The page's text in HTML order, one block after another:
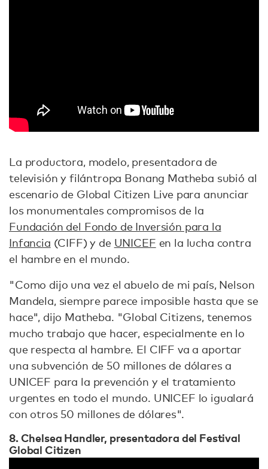
La productora, modelo, presentadora de
televisión y filántropa Bonang Matheba subió al
escenario de Global Citizen Live para anunciar
los monumentales compromisos de la
Fundación del Fondo de Inversión para la
Infancia (CIFF) y de UNICEF en la lucha contra
el hambre en el mundo.
"Como dijo una vez el abuelo de mi país, Nelson
Mandela, siempre parece imposible hasta que se
hace", dijo Matheba. "Global Citizens, tenemos
mucho trabajo que hacer, especialmente en lo
que respecta al hambre. El CIFF va a aportar
una subvención de 50 millones de dólares a
UNICEF para la prevención y el tratamiento
urgentes en todo el mundo. UNICEF lo igualará
con otros 50 millones de dólares".
8. Chelsea Handler, presentadora del Festival
Global Citizen